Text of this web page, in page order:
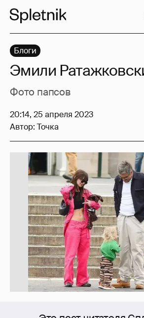
Блоги
Эмили
Фото папсов
20:14, 25 апреля 2023
Автор: Точка